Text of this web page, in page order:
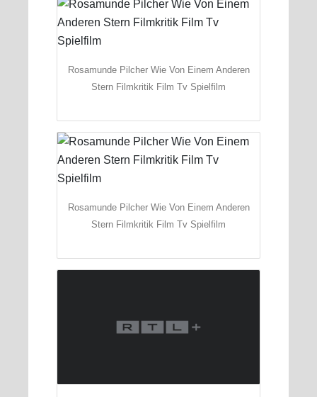
Rosamunde Pilcher Wie Von Einem Anderen
Stern Filmkritik Film Tv Spielfilm
Rosamunde Pilcher Wie Von Einem Anderen
Stern Filmkritik Film Tv Spielfilm